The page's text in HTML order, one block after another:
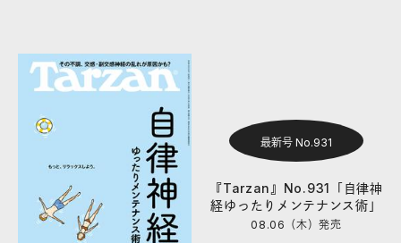
最新号 No.931
『Tarzan』No.931「自律神
経ゆったりメンテナンス術」
08.06（木）発売